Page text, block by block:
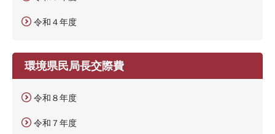
令和４年度
環境県民局長交際費
令和８年度
令和７年度